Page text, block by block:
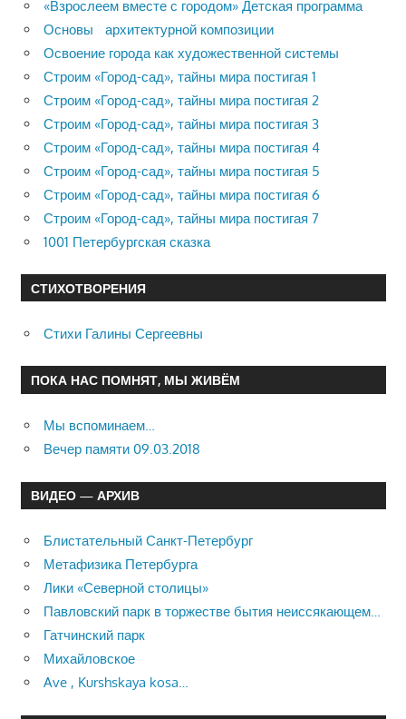
«Взрослеем вместе с городом» Детская программа
Основы архитектурной композиции
Освоение города как художественной системы
Строим «Город-сад», тайны мира постигая 1
Строим «Город-сад», тайны мира постигая 2
Строим «Город-сад», тайны мира постигая 3
Строим «Город-сад», тайны мира постигая 4
Строим «Город-сад», тайны мира постигая 5
Строим «Город-сад», тайны мира постигая 6
Строим «Город-сад», тайны мира постигая 7
1001 Петербургская сказка
СТИХОТВОРЕНИЯ
Стихи Галины Сергеевны
ПОКА НАС ПОМНЯТ, МЫ ЖИВЁМ
Мы вспоминаем…
Вечер памяти 09.03.2018
ВИДЕО — АРХИВ
Блистательный Санкт-Петербург
Метафизика Петербурга
Лики «Северной столицы»
Павловский парк в торжестве бытия неиссякающем…
Гатчинский парк
Михайловское
Ave , Kurshskaya kosa…